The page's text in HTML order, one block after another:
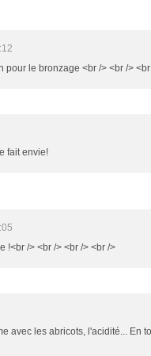
pour le bronzage <br /> <br />
fait envie!
!<br /> <br /> <br /> <br />
avec les abricots, l'acidité... En